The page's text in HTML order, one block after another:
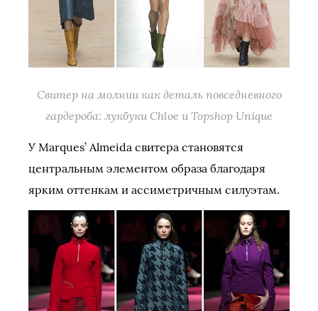
Свитер на молнии как деталь повседневного
гардероба: лукбуки Chloe и Topshop Unique
У Marques’ Almeida свитера становятся
центральным элементом образа благодаря
ярким оттенкам и ассиметричным силуэтам.